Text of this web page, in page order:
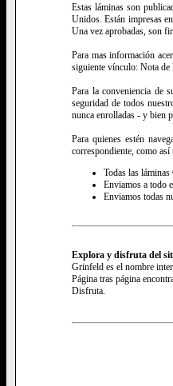
Estas láminas son
Unidos. Están impresas
Una vez aprobadas, son
Para mas información
siguiente vínculo: Nota de
Para la conveniencia de
seguridad de todos
nunca enrolladas - y bien
Para quienes estén
correspondiente, como
Todas las
Enviamos a todo
Enviamos todas
Explora y disfruta del
Grinfeld es el nombre
Página tras página
Disfruta.